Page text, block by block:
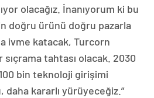
olacağız. İnanıyorum ki bu
doğru ürünü doğru pazarla
ivme katacak, Turcorn
tahtası olacak. 2030
bin teknoloji girişimi
kararlı yürüyeceğiz.”